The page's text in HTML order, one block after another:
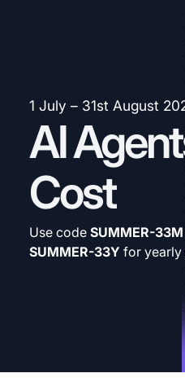
1 July – 31st August
AI
Cost
Use code SUMMER-33M
SUMMER-33Y for yearly